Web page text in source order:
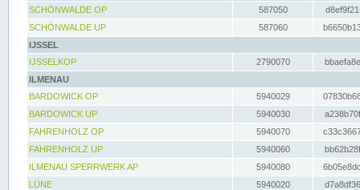
SCHÖNWALDE OP
587050
SCHÖNWALDE UP
587060
IJSSEL
IJSSELKOP
2790070
ILMENAU
BARDOWICK OP
5940029
BARDOWICK UP
5940030
FAHRENHOLZ OP
5940070
FAHRENHOLZ UP
5940060
ILMENAU SPERRWERK AP
5940080
LÜNE
5940020